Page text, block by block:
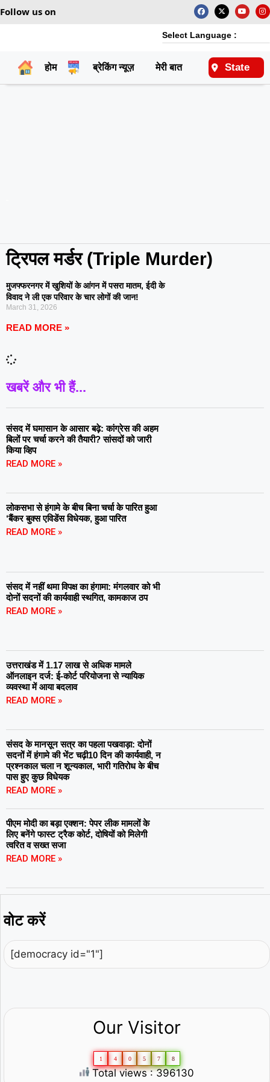
Follow us on
Select Language :
होम ब्रेकिंग न्यूज़ मेरी बात राष्ट्रीय
State
ट्रिपल मर्डर (Triple Murder)
मुजफ्फरनगर में खुशियों के आंगन में पसरा मातम, ईदी के
विवाद ने ली एक परिवार के चार लोगों की जान!
March 31, 2026
READ MORE »
खबरें और भी हैं...
संसद में घमासान के आसार बढ़े: कांग्रेस की अहम
बिलों पर चर्चा करने की तैयारी? सांसदों को जारी
किया व्हिप
READ MORE »
लोकसभा से हंगामे के बीच बिना चर्चा के पारित हुआ
‘बैंकर बुक्स एविडेंस विधेयक, हुआ पारित
READ MORE »
संसद में नहीं थमा विपक्ष का हंगामा: मंगलवार को भी
दोनों सदनों की कार्यवाही स्थगित, कामकाज ठप
READ MORE »
उत्तराखंड में 1.17 लाख से अधिक मामले
ऑनलाइन दर्ज: ई-कोर्ट परियोजना से न्यायिक
व्यवस्था में आया बदलाव
READ MORE »
संसद के मानसून सत्र का पहला पखवाड़ा: दोनों
सदनों में हंगामे की भेंट चढ़ी10 दिन की कार्यवाही, न
प्रश्नकाल चला न शून्यकाल, भारी गतिरोध के बीच
पास हुए कुछ विधेयक
READ MORE »
पीएम मोदी का बड़ा एक्शन: पेपर लीक मामलों के
लिए बनेंगे फास्ट ट्रैक कोर्ट, दोषियों को मिलेगी
त्वरित व सख्त सजा
READ MORE »
वोट करें
[democracy id="1"]
Our Visitor
1 4 0 5 7 8
Total views : 396130